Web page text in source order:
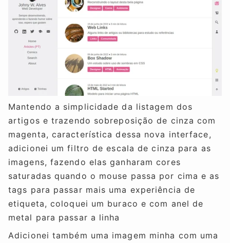
Mantendo a simplicidade da listagem dos
artigos e trazendo sobreposição de cinza com
magenta, característica dessa nova interface,
adicionei um filtro de escala de cinza para as
imagens, fazendo elas ganharam cores
saturadas quando o mouse passa por cima e as
tags para passar mais uma experiência de
etiqueta, coloquei um buraco e com anel de
metal para passar a linha
Adicionei também uma imagem minha com uma